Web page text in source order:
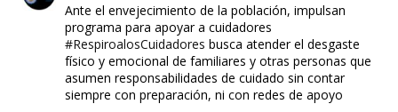
Ante el envejecimiento de la población, impulsan
programa para apoyar a cuidadores
#RespiroalosCuidadores busca atender el desgaste
físico y emocional de familiares y otras personas que
asumen responsabilidades de cuidado sin contar
siempre con preparación, ni con redes de apoyo